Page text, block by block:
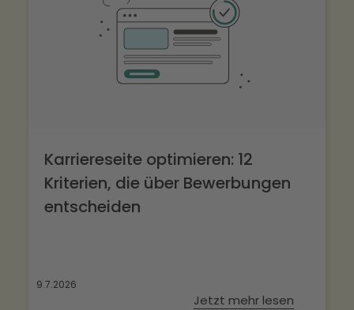
Karriereseite optimieren: 12
Kriterien, die über Bewerbungen
entscheiden
9.7.2026
Jetzt mehr lesen